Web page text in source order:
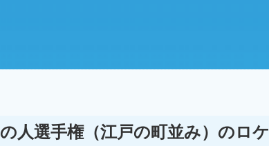
人選手権（江戸の町並み）のロケ